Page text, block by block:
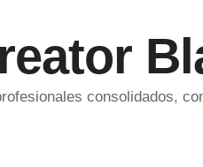
consolidados,